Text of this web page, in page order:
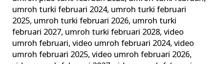
umroh turki februari 2024, umroh turki februari
2025, umroh turki februari 2026, umroh turki
februari 2027, umroh turki februari 2028,video
umroh februari,video umroh februari 2024,video
umroh februari 2025,video umroh februari 2026,